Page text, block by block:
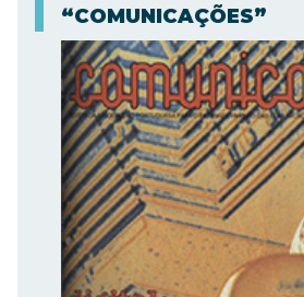
“COMUNICAÇÕES”